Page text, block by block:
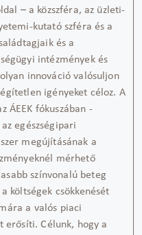
– a közszféra, az üzleti-
kutató szféra és a
és a
intézmények és
innováció valósuljon
igényeket céloz. A
ÁEEK fókuszában -
egészségipari
megújításának a
mérhető
színvonalú beteg
költségek csökkenését
a valós piaci
erősíti. Célunk, hogy a